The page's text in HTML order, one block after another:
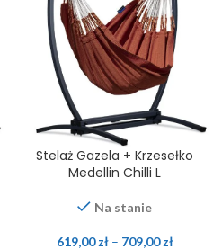
Stelaż Gazela + Krzesełko
Medellin Chilli L
Na stanie
619,00zł – 709,00zł